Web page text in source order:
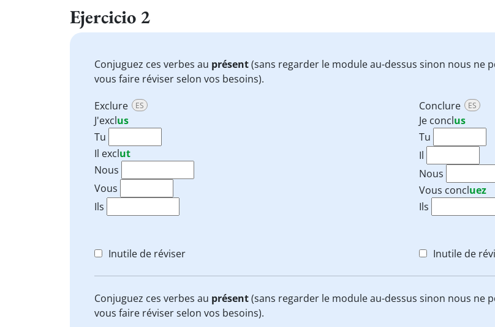
Ejercicio 2
Conjuguez ces verbes au présent(sans regarder le module au-dessus sinon nous
vous faire réviser selon vos besoins).
Exclure
ES
J'exclus
Tu
Il exclut
Nous
Vous
Ils
Inutile de réviser
Conclure ES
Je conclus
Tu
Il
Nous
Vous concluez
Ils
Inutile de
Conjuguez ces verbes au présent(sans regarder le module au-dessus sinon nous
vous faire réviser selon vos besoins).